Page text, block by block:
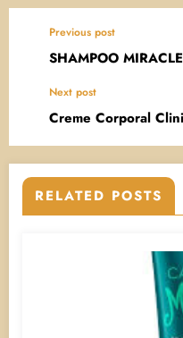
Previous post
SHAMPOO
Next post
Creme Corporal
RELATED POSTS